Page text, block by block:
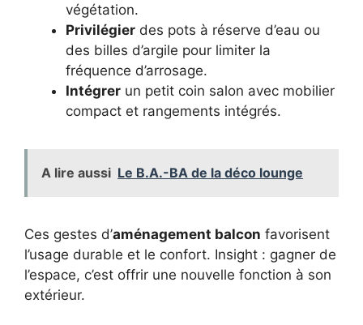
végétation.
Privilégier des pots à réserve d’eau ou
des billes d’argile pour limiter la
fréquence d’arrosage.
Intégrer un petit coin salon avec mobilier
compact et rangements intégrés.
A lire aussi Le B.A.-BA de la déco lounge
Ces gestes d’aménagement balcon favorisent
l’usage durable et le confort. Insight : gagner de
l’espace, c’est offrir une nouvelle fonction à son
extérieur.